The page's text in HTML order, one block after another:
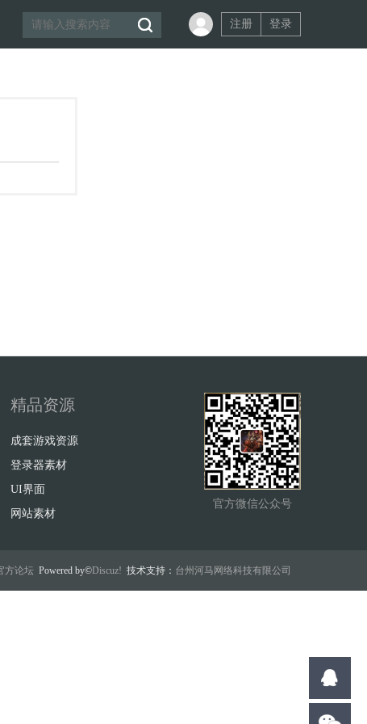
注册 登录
精品资源
成套游戏资源
登录器素材
UI界面
网站素材
官方微信公众号
方论坛 Powered by©Discuz! 技术支持： 台州河马网络科技有限公司